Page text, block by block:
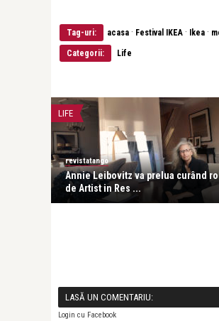
Tag-uri: acasa · Festival IKEA · Ikea ·
Categorii: Life
LIFE
revistatango
Annie Leibovitz va prelua curând
de Artist in Res ...
LASĂ UN COMENTARIU:
Login cu Facebook